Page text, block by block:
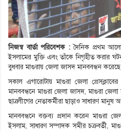
নিজস্ব বার্তা পরিবেশক :দৈনিক প্রথম আলো
ইসলামের মুক্তি এবং তাঁকে নিগৃহীত করার
বুধবার মাগুরায় জেলা জাসদ মানববন্ধন
সকাল এগারোটায় মাগুরা জেলা
মানববন্ধনে মাগুরা জেলা জাসদ, মাগুরা
ছাত্রলীগের নেতাকর্মীরা ছাড়াও সাধারণ মানুষ
মানববন্ধনে বক্তব্য প্রদান করেন মাগুরা
ইসলাম, সাধারণ সম্পাদক সমীর চক্রবর্তী,